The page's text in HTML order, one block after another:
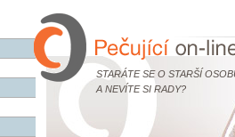
STARÁTE SE O STARŠÍ
A NEVÍTE SI RADY?